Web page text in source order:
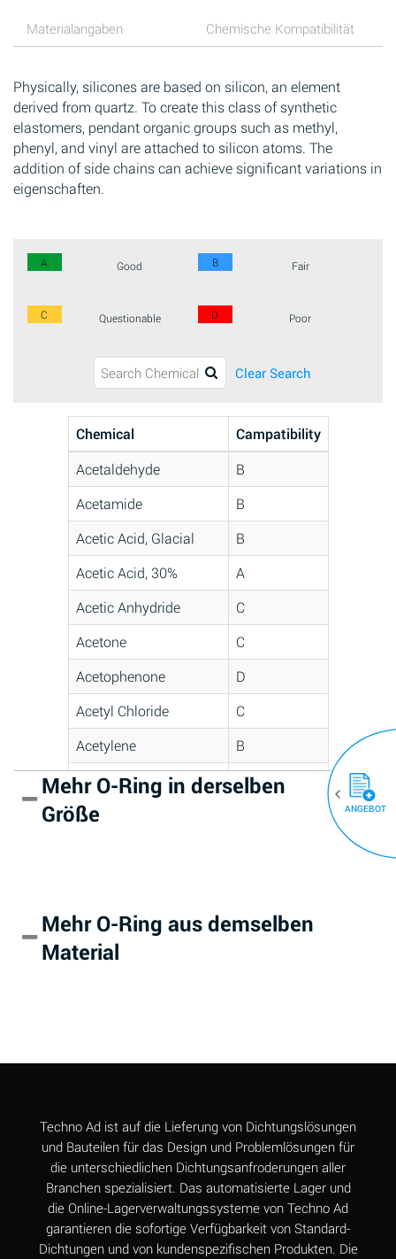
Materialangaben Chemische Kompatibilität
Physically, silicones are based on silicon, an element
derived from quartz. To create this class of synthetic
elastomers, pendant organic groups such as methyl,
phenyl, and vinyl are attached to silicon atoms. The
addition of side chains can achieve significant variations in
eigenschaften.
A Good B Fair
C Questionable D Poor
Clear Search
Chemical
Campatibility
Acetaldehyde
B
Acetamide
B
Acetic Acid, Glacial
B
Acetic Acid, 30%
A
Acetic Anhydride
C
Acetone
C
Acetophenone
D
Acetyl Chloride
C
Acetylene
B
Acrlylonitrile
D
Adipic Acid
(Aqueous)
Aluminum Acetate
Aluminum Fluoride
B
Aluminum Nitrate
(Aqueous)
Aluminum Phosphate
(Aqueous)
A
Aluminum Sulfate
(Aqueous)
A
Mehr O-Ring in derselben
Größe
(30)
Mehr O-Ring aus demselben
Material
Techno Ad ist auf die Lieferung von Dichtungslösungen
und Bauteilen für das Design und Problemlösungen für
die unterschiedlichen Dichtungsanfroderungen aller
Branchen spezialisiert. Das automatisierte Lager und
die Online-Lagerverwaltungssysteme von Techno Ad
garantieren die sofortige Verfügbarkeit von Standard-
Dichtungen und von kundenspezifischen Produkten. Die
ANGEBOT